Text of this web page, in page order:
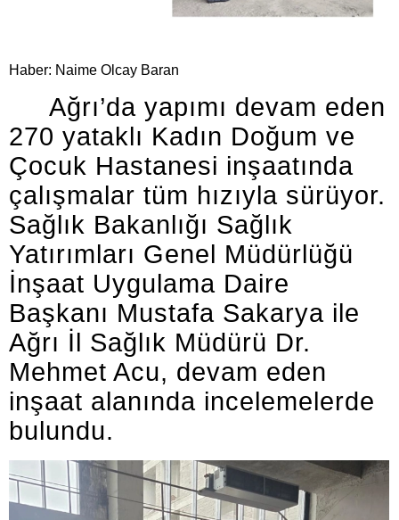
Haber: Naime Olcay Baran
Ağrı’da yapımı devam eden
270 yataklı Kadın Doğum ve
Çocuk Hastanesi inşaatında
çalışmalar tüm hızıyla sürüyor.
Sağlık Bakanlığı Sağlık
Yatırımları Genel Müdürlüğü
İnşaat Uygulama Daire
Başkanı Mustafa Sakarya ile
Ağrı İl Sağlık Müdürü Dr.
Mehmet Acu, devam eden
inşaat alanında incelemelerde
bulundu.